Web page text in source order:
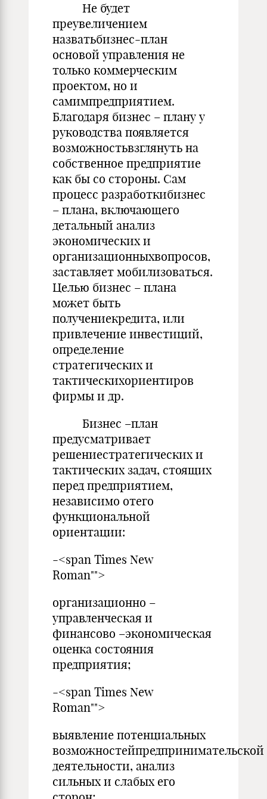
Не будет
преувеличением
назватьбизнес-план
основой управления не
только коммерческим
проектом, но и
самимпредприятием.
Благодаря бизнес – плану у
руководства появляется
возможностьвзглянуть на
собственное предприятие
как бы со стороны. Сам
процесс разработкибизнес
– плана, включающего
детальный анализ
экономических и
организационныхвопросов,
заставляет мобилизоваться.
Целью бизнес – плана
может быть
получениекредита, или
привлечение инвестиций,
определение
стратегических и
тактическихориентиров
фирмы и др.
Бизнес –план
предусматривает
решениестратегических и
тактических задач, стоящих
перед предприятием,
независимо отего
функциональной
ориентации:
-<span Times New
Roman"">
организационно –
управленческая и
финансово –экономическая
оценка состояния
предприятия;
-<span Times New
Roman"">
выявление потенциальных
возможностейпредпринимательской
деятельности, анализ
сильных и слабых его